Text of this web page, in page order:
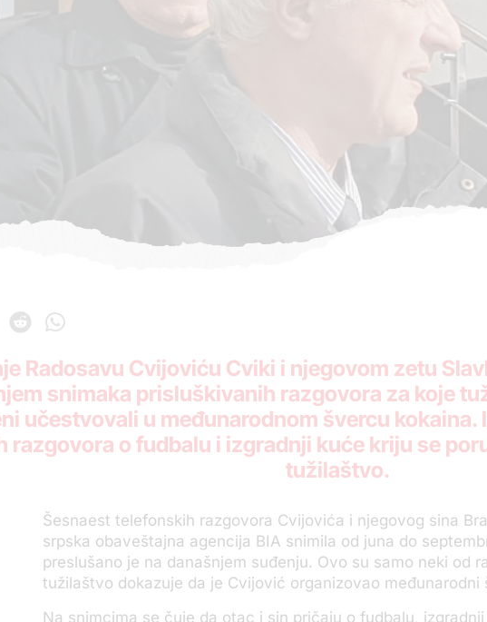
Radosavu Cvijoviću Cviki i njegovom zetu
snimaka prisluškivanih razgovora za koje
učestvovali u međunarodnom švercu kokaina.
razgovora o fudbalu i izgradnji kuće kriju se
tužilaštvo.
Šesnaest telefonskih razgovora Cvijovića i njegovog sina
srpska obaveštajna agencija BIA snimila od juna do
preslušano je na današnjem suđenju. Ovo su samo neki od
tužilaštvo dokazuje da je Cvijović organizovao međunarodni
Na snimcima se čuje da otac i sin pričaju o fudbalu,